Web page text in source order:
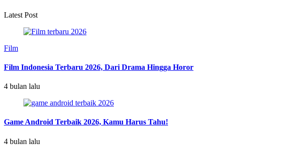
Latest Post
Film
Film Indonesia Terbaru 2026, Dari Drama Hingga Horor
4 bulan lalu
Game Android Terbaik 2026, Kamu Harus Tahu!
4 bulan lalu